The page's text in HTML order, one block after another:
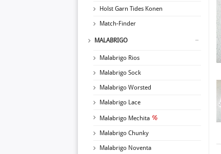
Holst Garn Tides Konen
Match-Finder
MALABRIGO
Malabrigo Rios
Malabrigo Sock
Malabrigo Worsted
Malabrigo Lace
Malabrigo Mechita
Malabrigo Chunky
Malabrigo Noventa